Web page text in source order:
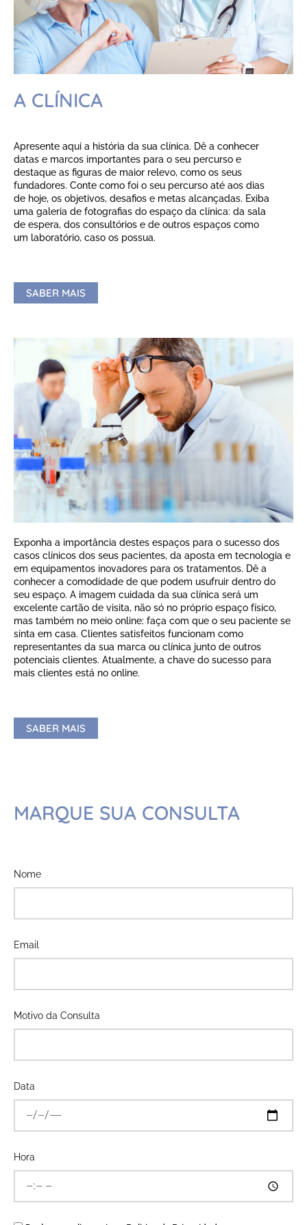
A CLÍNICA
Apresente aqui a história da sua clínica. Dê a conhecer
datas e marcos importantes para o seu percurso e
destaque as figuras de maior relevo, como os seus
fundadores. Conte como foi o seu percurso até aos dias
de hoje, os objetivos, desafios e metas alcançadas. Exiba
uma galeria de fotografias do espaço da clínica: da sala
de espera, dos consultórios e de outros espaços como
um laboratório, caso os possua.
SABER MAIS
Exponha a importância destes espaços para o sucesso dos
casos clínicos dos seus pacientes, da aposta em tecnologia e
em equipamentos inovadores para os tratamentos. Dê a
conhecer a comodidade de que podem usufruir dentro do
seu espaço. A imagem cuidada da sua clínica será um
excelente cartão de visita, não só no próprio espaço físico,
mas também no meio online: faça com que o seu paciente se
sinta em casa. Clientes satisfeitos funcionam como
representantes da sua marca ou clínica junto de outros
potenciais clientes. Atualmente, a chave do sucesso para
mais clientes está no online.
SABER MAIS
MARQUE SUA CONSULTA
Nome
Email
Motivo da Consulta
Data
Hora